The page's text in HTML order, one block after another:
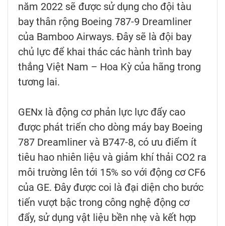
năm 2022 sẽ được sử dụng cho đội tàu
bay thân rộng Boeing 787-9 Dreamliner
của Bamboo Airways. Đây sẽ là đội bay
chủ lực để khai thác các hành trình bay
thẳng Việt Nam – Hoa Kỳ của hãng trong
tương lai.
GENx là động cơ phản lực lực đẩy cao
được phát triển cho dòng máy bay Boeing
787 Dreamliner và B747-8, có ưu điểm ít
tiêu hao nhiên liệu và giảm khí thải CO2 ra
môi trường lên tới 15% so với động cơ CF6
của GE. Đây được coi là đại diện cho bước
tiến vượt bậc trong công nghệ động cơ
đẩy, sử dụng vật liệu bền nhẹ và kết hợp